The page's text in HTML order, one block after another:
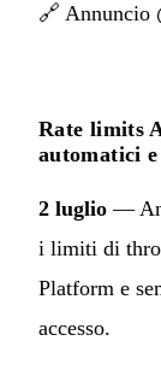
🔗 Annuncio
Rate limits
automatici
2 luglio —
i limiti di
Platform e
accesso.